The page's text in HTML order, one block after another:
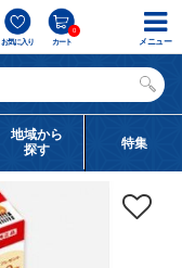
お気に入り カート
0
地域から
探す
特集
メニュー